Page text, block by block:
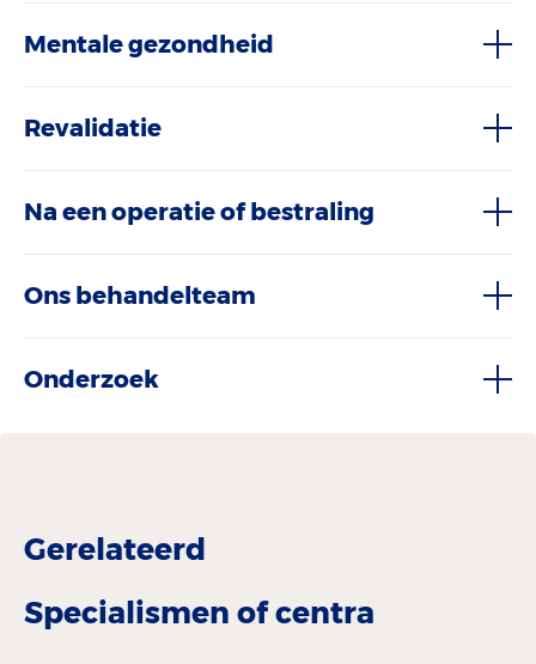
Mentale gezondheid
Revalidatie
Na een operatie of bestraling
Ons behandelteam
Onderzoek
Gerelateerd
Specialismen of centra